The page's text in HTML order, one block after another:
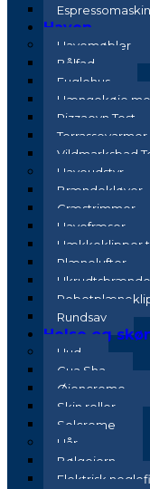
Haven
Havemøbler
Bålfad
Fuglehus
Hængekøje
Pizzaovn Test
Terrassevarmer
Vildmarksbad
Haveudstyr
Brændekløver
Græstrimmer
Havefræser
Hækkeklipper
Plænelufter
Rundsav
Helse og
Hud
Gua Sha
Øjencreme
Skin roller
Solcreme
Hår
Bølgejern
Elektrisk